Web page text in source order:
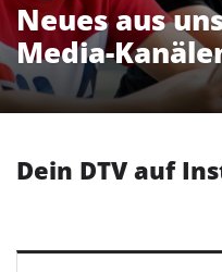
Neues aus
Media-
Dein DTV auf